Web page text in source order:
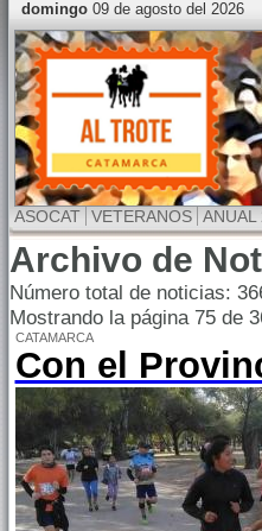
domingo09 de agosto del 2026
ASOCAT VETERANOS ANUAL
Archivo de
Número total de noticias:
Mostrando la página 75 de
CATAMARCA
Con el